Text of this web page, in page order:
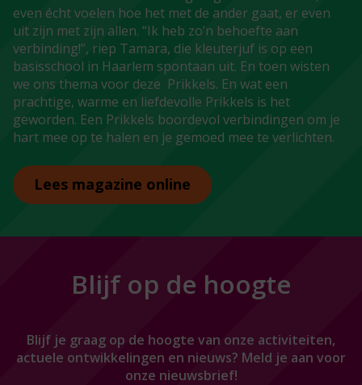
even écht voelen hoe het met de ander gaat, er even
uit zijn met zijn allen. “Ik heb zo’n behoefte aan
verbinding!”, riep Tamara, die kleuterjuf is op een
basisschool in Haarlem spontaan uit. En toen wisten
we ons thema voor deze Prikkels. En wat een
prachtige, warme en liefdevolle Prikkels is het
geworden. Een Prikkels boordevol verbindingen om je
hart mee op te halen en je gemoed mee te verlichten.
Lees magazine online
Blijf op de hoogte
Blijf je graag op de hoogte van onze activiteiten,
actuele ontwikkelingen en nieuws? Meld je aan voor
onze nieuwsbrief!